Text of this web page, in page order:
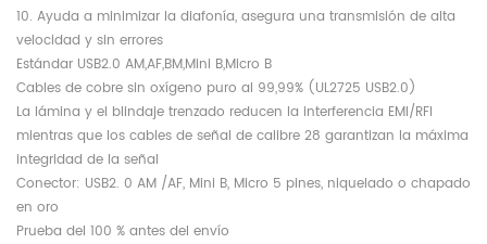
10. Ayuda a minimizar la diafonía, asegura una transmisión de alta
velocidad y sin errores
Estándar USB2.0 AM,AF,BM,Mini B,Micro B
Cables de cobre sin oxígeno puro al 99,99% (UL2725 USB2.0)
La lámina y el blindaje trenzado reducen la interferencia EMI/RFI
mientras que los cables de señal de calibre 28 garantizan la máxima
integridad de la señal
Conector: USB2. 0 AM /AF, Mini B, Micro 5 pines, niquelado o chapado
en oro
Prueba del 100 % antes del envío